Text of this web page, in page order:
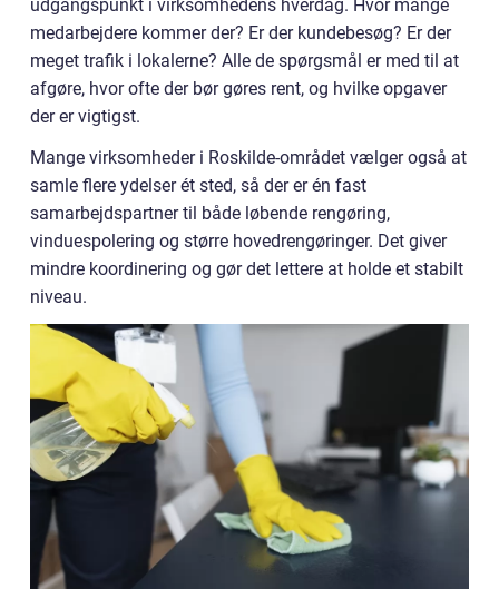
udgangspunkt i virksomhedens hverdag. Hvor mange
medarbejdere kommer der? Er der kundebesøg? Er der
meget trafik i lokalerne? Alle de spørgsmål er med til at
afgøre, hvor ofte der bør gøres rent, og hvilke opgaver
der er vigtigst.
Mange virksomheder i Roskilde-området vælger også at
samle flere ydelser ét sted, så der er én fast
samarbejdspartner til både løbende rengøring,
vinduespolering og større hovedrengøringer. Det giver
mindre koordinering og gør det lettere at holde et stabilt
niveau.